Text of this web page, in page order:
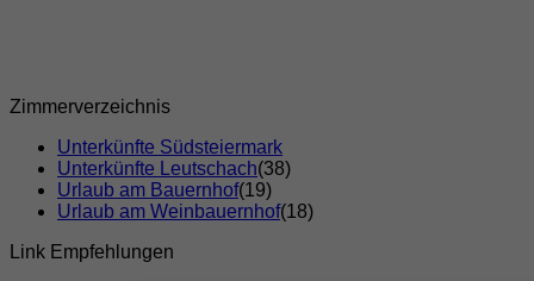
Zimmerverzeichnis
Unterkünfte Südsteiermark
Unterkünfte Leutschach(38)
Urlaub am Bauernhof(19)
Urlaub am Weinbauernhof(18)
Link Empfehlungen